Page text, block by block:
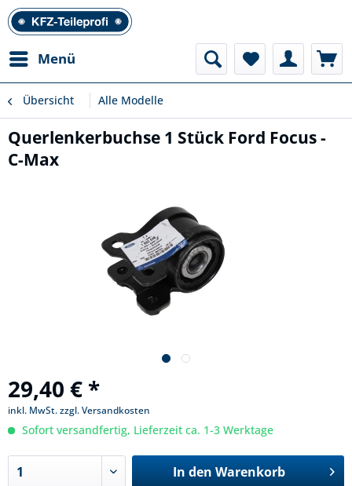
Menü
Übersicht Alle Modelle
Querlenkerbuchse 1 Stück Ford Focus -
C-Max
29,40 € *
inkl. MwSt.zzgl. Versandkosten
Sofort versandfertig, Lieferzeit ca. 1-3 Werktage
In den Warenkorb